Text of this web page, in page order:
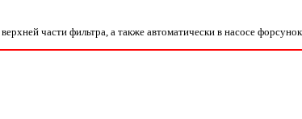
части фильтра, а также автоматически в насосе форсунок.